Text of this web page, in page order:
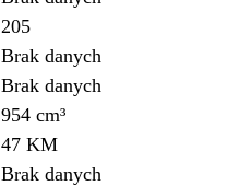
205
Brak danych
Brak danych
954 cm³
47 KM
Brak danych